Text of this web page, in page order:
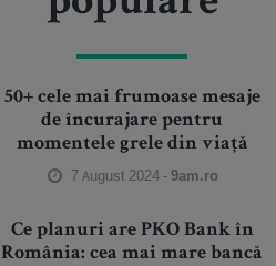
50+ cele mai frumoase mesaje
de încurajare pentru
momentele grele din viață
7 August 2024 -9am.ro
Ce planuri are PKO Bank în
România: cea mai mare bancă